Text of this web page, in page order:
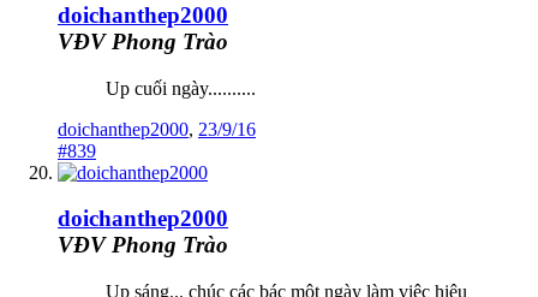
doichanthep2000
VĐV Phong Trào
Up cuối ngày..........
doichanthep2000, 23/9/16
#839
doichanthep2000
VĐV Phong Trào
Up sáng... chúc các bác một ngày làm việc hiệu